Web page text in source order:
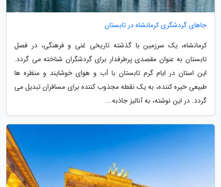
جاهای گردشگری کرمانشاه در تابستان
کرمانشاه، یک سرزمین با گذشته تاریخی غنی و فرهنگی، در فصل
تابستان به عنوان مقصدی پرطرفدار برای گردشگران شناخته می گردد.
این استان در ایام گرم تابستان با آب و هوای خوشایند و منظره ها
طبیعی خیره کننده، به یک نقطه مجذوب کننده برای مسافران تبدیل می
گردد. در این نوشته، به آنالیز جاذبه...